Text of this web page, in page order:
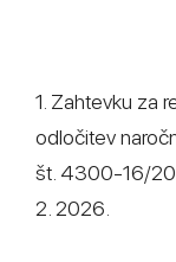
1. Zahtevku za
odločitev
št. 4300-16/
2. 2026.